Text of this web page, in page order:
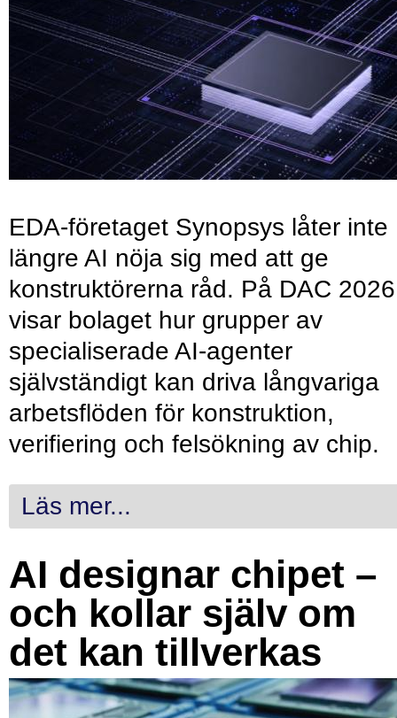
EDA-företaget Synopsys låter inte
längre AI nöja sig med att ge
konstruktörerna råd. På DAC 2026
visar bolaget hur grupper av
specialiserade AI-agenter
självständigt kan driva långvariga
arbetsflöden för konstruktion,
verifiering och felsökning av chip.
Läs mer...
AI designar chipet –
och kollar själv om
det kan tillverkas